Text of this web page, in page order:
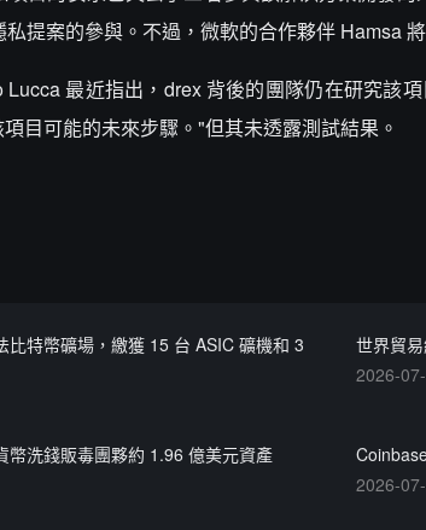
提案的參與。不過，微軟的合作夥伴 Hamsa
Lucca 最近指出，drex 背後的團隊仍在研究該
目可能的未來步驟。"但其未透露測試結果。
比特幣礦場，繳獲 15 台 ASIC 礦機和 3
世界貿
2026-
幣洗錢販毒團夥約 1.96 億美元資產
2026-